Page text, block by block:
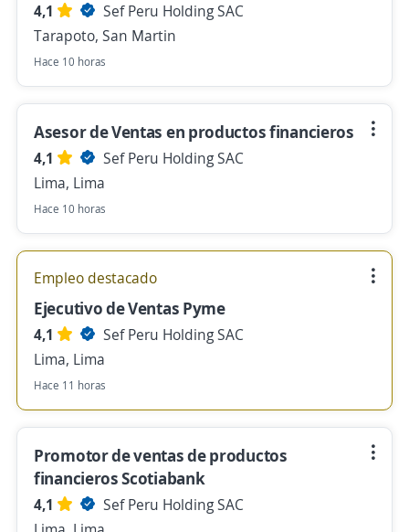
4,1
Sef Peru Holding SAC
Tarapoto, San Martin
Hace 10 horas
Asesor de Ventas en productos financieros
4,1
Sef Peru Holding SAC
Lima, Lima
Hace 10 horas
Empleo destacado
Ejecutivo de Ventas Pyme
4,1
Sef Peru Holding SAC
Lima, Lima
Hace 11 horas
Promotor de ventas de productos
financieros Scotiabank
4,1
Sef Peru Holding SAC